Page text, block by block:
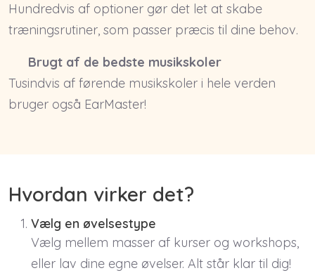
Hundredvis af optioner gør det let at skabe
træningsrutiner, som passer præcis til dine behov.
Brugt af de bedste musikskoler
Tusindvis af førende musikskoler i hele verden
bruger også EarMaster!
Hvordan virker det?
Vælg en øvelsestype
Vælg mellem masser af kurser og workshops,
eller lav dine egne øvelser. Alt står klar til dig!